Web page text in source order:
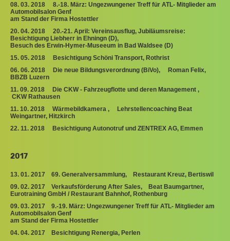
08. 03. 2018 8.-18. März: Ungezwungener Treff für ATL- Mitglieder am
Automobilsalon Genf
am Stand der Firma Hostettler
20. 04. 2018 20.-21. April: Vereinsausflug, Jubiläumsreise:
Besichtigung Liebherr in Ehningn (D),
Besuch des Erwin-Hymer-Museeum in Bad Waldsee (D)
15. 05. 2018 Besichtigung Schöni Transport, Rothrist
06. 06. 2018 Die neue Bildungsverordnung (BiVo), Roman Felix,
BBZB Luzern
11. 09. 2018 Die CKW - Fahrzeugflotte und deren Management ,
CKW Rathausen
11. 10. 2018 Wärmebildkamera , Lehrstellencoaching Beat
Weingartner, Hitzkirch
22. 11. 2018 Besichtigung Autonotruf und ZENTREX AG, Emmen
2017
13. 01. 2017 69. Generalversammlung, Restaurant Kreuz, Bertiswil
09. 02. 2017 Verkaufsförderung After Sales, Beat Baumgartner,
Eurotraining GmbH / Restaurant Bahnhof, Rothenburg
09. 03. 2017 9.-19. März: Ungezwungener Treff für ATL- Mitglieder am
Automobilsalon Genf
am Stand der Firma Hostettler
04. 04. 2017 Besichtigung Renergia, Perlen